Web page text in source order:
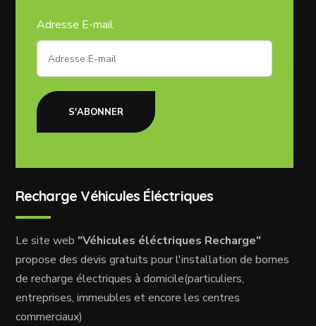
Adresse E-mail
S'ABONNER
Recharge Véhicules Éléctriques
Le site web "Véhicules éléctriques Recharge"
propose des devis gratuits pour l'installation de bornes
de recharge électriques à domicile(particuliers,
entreprises, immeubles et encore les centres
commerciaux)